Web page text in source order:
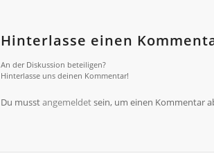
Hinterlasse einen
An der Diskussion beteiligen?
Hinterlasse uns deinen Kommentar!
Du musstangemeldetsein, um einen Kommentar